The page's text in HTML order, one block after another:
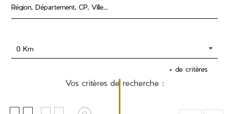
0 Km
+ de critères
Vos critères de recherche :